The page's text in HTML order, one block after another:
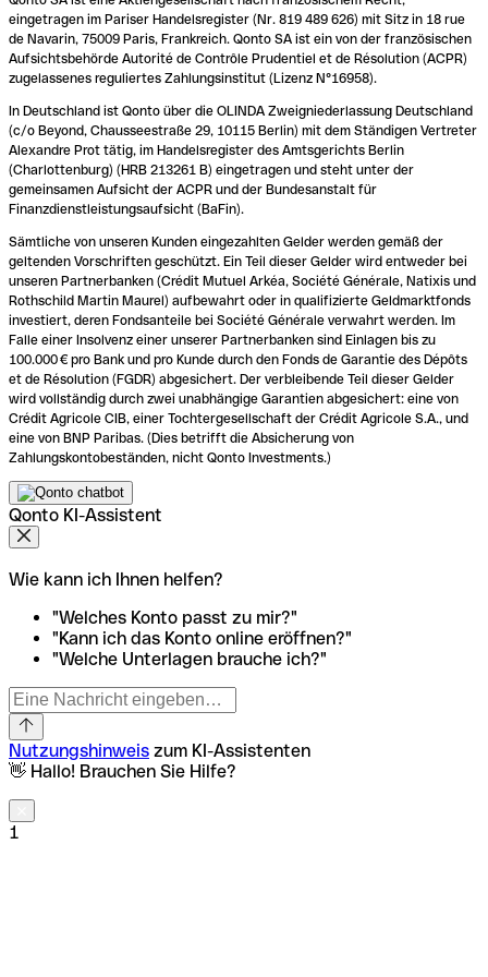
eingetragen im Pariser Handelsregister (Nr. 819 489 626) mit Sitz in 18 rue
de Navarin, 75009 Paris, Frankreich. Qonto SA ist ein von der französischen
Aufsichtsbehörde Autorité de Contrôle Prudentiel et de Résolution (ACPR)
zugelassenes reguliertes Zahlungsinstitut (Lizenz N°16958).
In Deutschland ist Qonto über die OLINDA Zweigniederlassung Deutschland
(c/o Beyond, Chausseestraße 29, 10115 Berlin) mit dem Ständigen Vertreter
Alexandre Prot tätig, im Handelsregister des Amtsgerichts Berlin
(Charlottenburg) (HRB 213261 B) eingetragen und steht unter der
gemeinsamen Aufsicht der ACPR und der Bundesanstalt für
Finanzdienstleistungsaufsicht (BaFin).
Sämtliche von unseren Kunden eingezahlten Gelder werden gemäß der
geltenden Vorschriften geschützt. Ein Teil dieser Gelder wird entweder bei
unseren Partnerbanken (Crédit Mutuel Arkéa, Société Générale, Natixis und
Rothschild Martin Maurel) aufbewahrt oder in qualifizierte Geldmarktfonds
investiert, deren Fondsanteile bei Société Générale verwahrt werden. Im
Falle einer Insolvenz einer unserer Partnerbanken sind Einlagen bis zu
100.000 € pro Bank und pro Kunde durch den Fonds de Garantie des Dépôts
et de Résolution (FGDR) abgesichert. Der verbleibende Teil dieser Gelder
wird vollständig durch zwei unabhängige Garantien abgesichert: eine von
Crédit Agricole CIB, einer Tochtergesellschaft der Crédit Agricole S.A., und
eine von BNP Paribas. (Dies betrifft die Absicherung von
Zahlungskontobeständen, nicht Qonto Investments.)
Qonto KI-Assistent
Wie kann ich Ihnen helfen?
"Welches Konto passt zu mir?"
"Kann ich das Konto online eröffnen?"
"Welche Unterlagen brauche ich?"
Nutzungshinweis zum KI-Assistenten
👋 Hallo! Brauchen Sie Hilfe?
1